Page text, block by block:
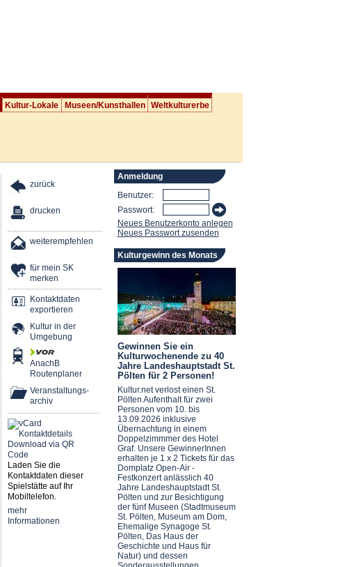
Kultur-Lokale Museen/Kunsthallen Weltkulturerbe
zurück
drucken
weiterempfehlen
für mein SK
merken
Kontaktdaten
exportieren
Kultur in der
Umgebung
AnachB
Routenplaner
Veranstaltungs-
archiv
Laden Sie die
Kontaktdaten dieser
Spielstätte auf Ihr
Mobiltelefon.
mehr
Informationen
Anmeldung
Benutzer:
Passwort:
Neues Benutzerkonto anlegen
Neues Passwort zusenden
Kulturgewinn des Monats
Gewinnen Sie ein
Kulturwochenende zu 40
Jahre Landeshauptstadt St.
Pölten für 2 Personen!
Kultur.net verlost einen St.
Pölten Aufenthalt für zwei
Personen vom 10. bis
13.09.2026 inklusive
Übernachtung in einem
Doppelzimmmer des Hotel
Graf. Unsere GewinnerInnen
erhalten je 1 x 2 Tickets für das
Domplatz Open-Air -
Festkonzert anlässlich 40
Jahre Landeshauptstadt St.
Pölten und zur Besichtigung
der fünf Museen (Stadtmuseum
St. Pölten, Museum am Dom,
Ehemalige Synagoge St.
Pölten, Das Haus der
Geschichte und Haus für
Natur) und dessen